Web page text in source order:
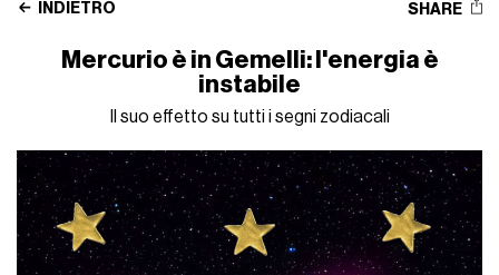
INDIETRO SHARE
Mercurio è in Gemelli: l'energia è
instabile
Il suo effetto su tutti i segni zodiacali